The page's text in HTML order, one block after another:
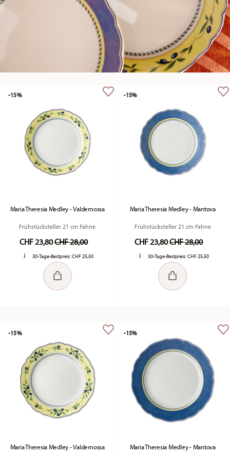
Maria Theresia Medley - Valdemossa
Frühstücksteller 21 cm Fahne
CHF 23,80Price reduced from
CHF 28,00to
30-Tage-Bestpreis:CHF 25,50
-15%
Maria Theresia Medley - Mantova
Frühstücksteller 21 cm Fahne
CHF 23,80Price reduced
CHF 28,00to
30-Tage-Bestpreis:CHF 25,50
-15%
Maria Theresia Medley - Valdemossa
-15%
Maria Theresia Medley - Mantova
-15%